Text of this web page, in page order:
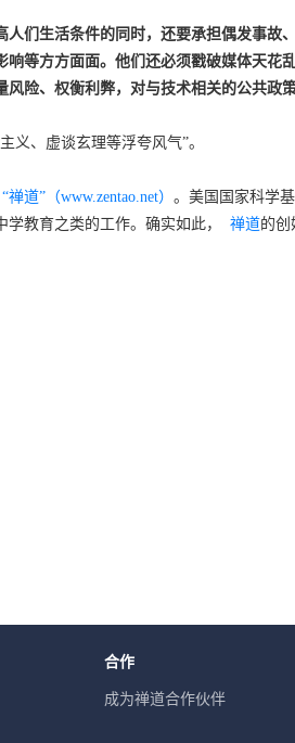
们生活条件的同时，还要承担偶发事故
等方方面面。他们还必须戳破媒体天花
险、权衡利弊，对与技术相关的公共政
义、虚谈玄理等浮夸风气”。
“禅道”（www.zentao.net） 。美国国家科学
学教育之类的工作。确实如此， 禅道的创
合作
成为禅道合作伙伴